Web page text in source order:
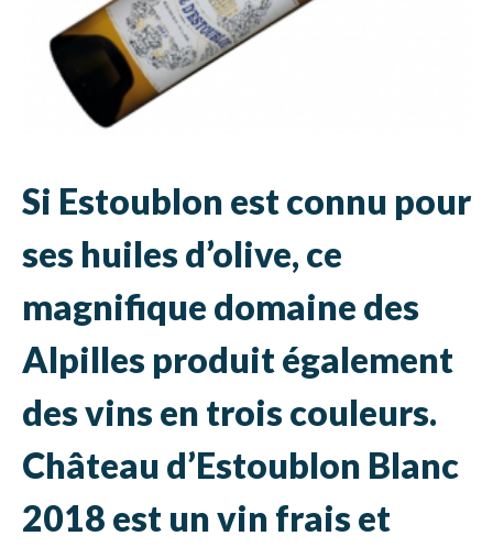
Si Estoublon est connu pour
ses huiles d’olive, ce
magnifique domaine des
Alpilles produit également
des vins en trois couleurs.
Château d’Estoublon Blanc
2018 est un vin frais et